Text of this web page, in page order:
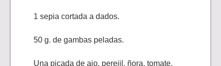
1 sepia cortada a dados.
50 g. de gambas peladas.
Una picada de ajo, perejil, ñora, tomate.